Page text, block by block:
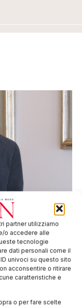
partner utilizziamo
o accedere alle
tecnologie
dati personali come il
univoci su questo sito
acconsentire o ritirare
caratteristiche e
o per fare scelte
nomina
per l’Italia
CAD/CAM 2D e
italiana a Milano
nome